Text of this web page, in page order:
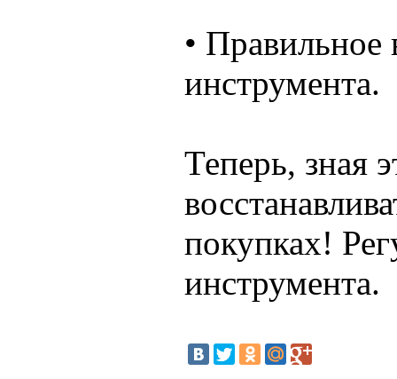
• Правильное
инструмента.
Теперь, зная
покупках!
инструмента.